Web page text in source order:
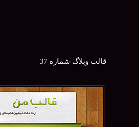
قالب وبلاگ شماره 37